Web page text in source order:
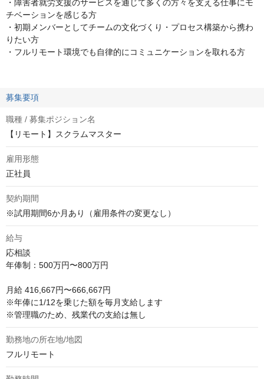
・障害者就労支援のサービスを通じて多くの方々を支える仕事にモ
チベーションを感じる方
・初期メンバーとしてチームの文化づくり・プロセス構築から携わ
りたい方
・フルリモート環境でも自律的にコミュニケーションを取れる方
募集要項
職種 / 募集ポジション名
【リモート】スクラムマスター
雇用形態
正社員
契約期間
※試用期間6か月あり（雇用条件の変更なし）
給与
応相談
年俸制：500万円〜800万円
月給 416,667円〜666,667円
※年俸に1/12を乗じた額を毎月支給します
※管理職のため、残業代の支給は無し
勤務地の所在地/地図
フルリモート